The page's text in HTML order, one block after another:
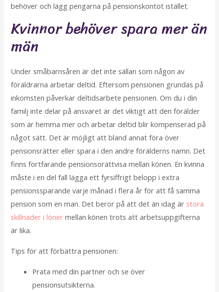
behöver och lägg pengarna på pensionskontot istället.
Kvinnor behöver spara mer än
män
Under småbarnsåren är det inte sällan som någon av
föräldrarna arbetar deltid. Eftersom pensionen grundas på
inkomsten påverkar deltidsarbete pensionen. Om du i din
familj inte delar på ansvaret är det viktigt att den förälder
som är hemma mer och arbetar deltid blir kompenserad på
något sätt. Det är möjligt att bland annat föra över
pensionsrätter eller spara i den andre förälderns namn. Det
finns fortfarande pensionsorättvisa mellan könen. En kvinna
måste i en del fall lägga ett fyrsiffrigt belopp i extra
pensionssparande varje månad i flera år för att få samma
pension som en man. Det beror på att det än idag är stora
skillnader i löner mellan könen trots att arbetsuppgifterna
är lika.
Tips för att förbättra pensionen:
Prata med din partner och se över
pensionsutsikterna.